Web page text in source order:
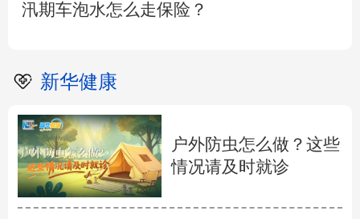
汛期车泡水怎么走保险？
新华健康
户外防虫怎么做？这些
情况请及时就诊